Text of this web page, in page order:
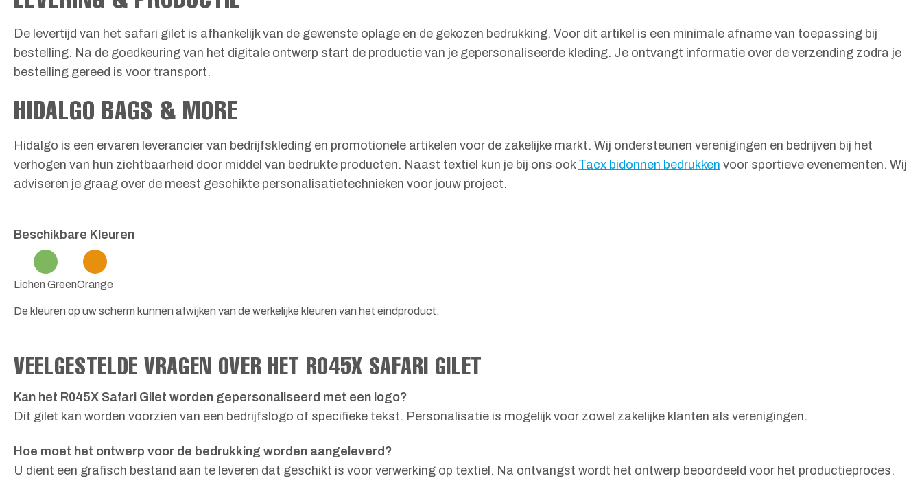
De levertijd van het safari gilet is afhankelijk van de gewenste oplage en de gekozen bedrukking. Voor dit artikel is een minimale afname van toepassing bij
bestelling. Na de goedkeuring van het digitale ontwerp start de productie van je gepersonaliseerde kleding. Je ontvangt informatie over de verzending zodra je
bestelling gereed is voor transport.
HIDALGO BAGS & MORE
Hidalgo is een ervaren leverancier van bedrijfskleding en promotionele artikelen voor de zakelijke markt. Wij ondersteunen verenigingen en bedrijven bij het
verhogen van hun zichtbaarheid door middel van bedrukte producten. Naast textiel kun je bij ons ook Tacx bidonnen bedrukken voor sportieve evenementen. Wij
adviseren je graag over de meest geschikte personalisatietechnieken voor jouw project.
Beschikbare Kleuren
Lichen GreenOrange
De kleuren op uw scherm kunnen afwijken van de werkelijke kleuren van het eindproduct.
VEELGESTELDE VRAGEN OVER HET R045X SAFARI GILET
Kan het R045X Safari Gilet worden gepersonaliseerd met een logo?
Dit gilet kan worden voorzien van een bedrijfslogo of specifieke tekst. Personalisatie is mogelijk voor zowel zakelijke klanten als verenigingen.
Hoe moet het ontwerp voor de bedrukking worden aangeleverd?
U dient een grafisch bestand aan te leveren dat geschikt is voor verwerking op textiel. Na ontvangst wordt het ontwerp beoordeeld voor het productieproces.